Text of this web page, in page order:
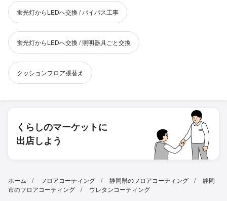
蛍光灯からLEDへ交換 / バイパス工事
蛍光灯からLEDへ交換 / 照明器具ごと交換
クッションフロア張替え
くらしのマーケットに
出店しよう
ホーム フロアコーティング 静岡県のフロアコーティング
静岡
市のフロアコーティング
ウレタンコーティング